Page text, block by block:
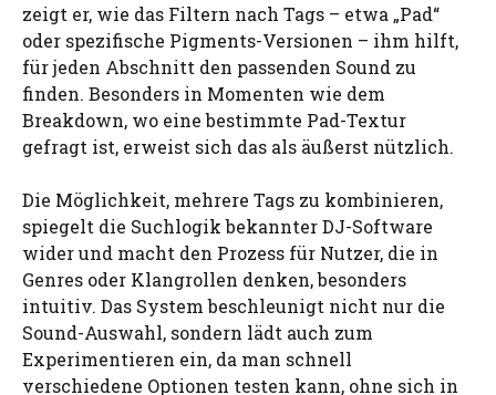
zeigt er, wie das Filtern nach Tags – etwa „Pad“
oder spezifische Pigments-Versionen – ihm hilft,
für jeden Abschnitt den passenden Sound zu
finden. Besonders in Momenten wie dem
Breakdown, wo eine bestimmte Pad-Textur
gefragt ist, erweist sich das als äußerst nützlich.
Die Möglichkeit, mehrere Tags zu kombinieren,
spiegelt die Suchlogik bekannter DJ-Software
wider und macht den Prozess für Nutzer, die in
Genres oder Klangrollen denken, besonders
intuitiv. Das System beschleunigt nicht nur die
Sound-Auswahl, sondern lädt auch zum
Experimentieren ein, da man schnell
verschiedene Optionen testen kann, ohne sich in